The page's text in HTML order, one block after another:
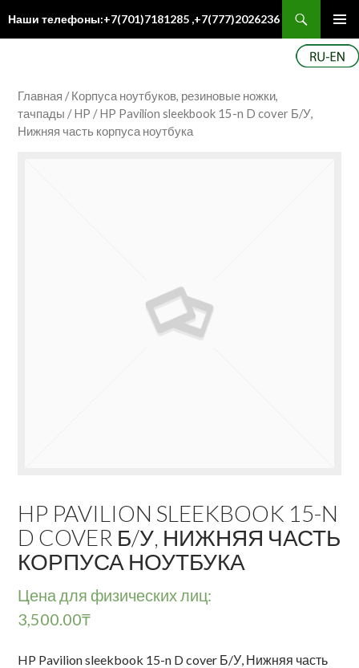
Наши телефоны:+7(701)7181285 ,+7(777)2026236
Главная /Корпуса ноутбуков, резиновые ножки,
тачпады /HP / HP Pavilion sleekbook 15-n D cover Б/У,
Нижняя часть корпуса ноутбука
HP PAVILION SLEEKBOOK 15-N
D COVER Б/У, НИЖНЯЯ ЧАСТЬ
КОРПУСА НОУТБУКА
Цена для физических лиц:
3,500.00₸
HP Pavilion sleekbook 15-n D cover Б/У, Нижняя часть